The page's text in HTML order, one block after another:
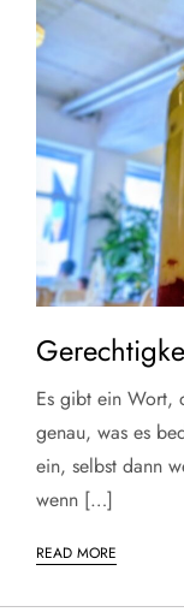
Es gibt ein Wort,
genau, was es
ein, selbst dann
wenn […]
READ MORE